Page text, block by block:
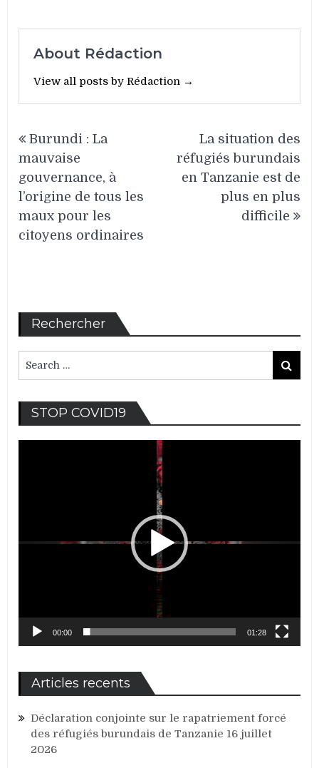
About Rédaction
View all posts by Rédaction →
de
l’article
Burundi : La
mauvaise
gouvernance, à
l’origine de tous les
maux pour les
citoyens ordinaires
La situation des
réfugiés burundais
en Tanzanie est de
plus en plus
difficile
Rechercher
for:
Search
STOP COVID19
00:00 01:28
Articles recents
Déclaration conjointe sur le rapatriement forcé
des réfugiés burundais de Tanzanie 16 juillet
2026